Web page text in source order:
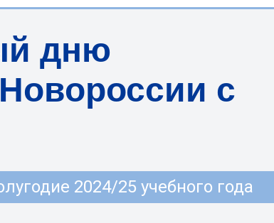
дню
с
2024/25 учебного года